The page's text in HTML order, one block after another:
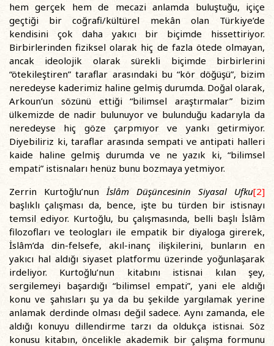
hem gerçek hem de mecazi anlamda buluştuğu, içiçe
geçtiği bir coğrafi/kültürel mekân olan Türkiye’de
kendisini çok daha yakıcı bir biçimde hissettiriyor.
Birbirlerinden fiziksel olarak hiç de fazla ötede olmayan,
ancak ideolojik olarak sürekli biçimde birbirlerini
“ötekileştiren” taraflar arasındaki bu “kör döğüşü”, bizim
neredeyse kaderimiz haline gelmiş durumda. Doğal olarak,
Arkoun’un sözünü ettiği “bilimsel araştırmalar” bizim
ülkemizde de nadir bulunuyor ve bulunduğu kadarıyla da
neredeyse hiç göze çarpmıyor ve yankı getirmiyor.
Diyebiliriz ki, taraflar arasında sempati ve antipati halleri
kaide haline gelmiş durumda ve ne yazık ki, “bilimsel
empati” istisnaları henüz bunu bozmaya yetmiyor.
Zerrin Kurtoğlu’nunİslâm Düşüncesinin Siyasal Ufku[2]
başlıklı çalışması da, bence, işte bu türden bir istisnayı
temsil ediyor. Kurtoğlu, bu çalışmasında, belli başlı İslâm
filozofları ve teologları ile empatik bir diyaloga girerek,
İslâm’da din-felsefe, akıl-inanç ilişkilerini, bunların en
yakıcı hal aldığı siyaset platformu üzerinde yoğunlaşarak
irdeliyor. Kurtoğlu’nun kitabını istisnai kılan şey,
sergilemeyi başardığı “bilimsel empati”, yani ele aldığı
konu ve şahısları şu ya da bu şekilde yargılamak yerine
anlamak derdinde olması değil sadece. Aynı zamanda, ele
aldığı konuyu dillendirme tarzı da oldukça istisnai. Söz
konusu kitabın, öncelikle akademik bir çalışma formunu